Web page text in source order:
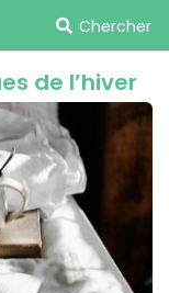
Chercher
de l’hiver